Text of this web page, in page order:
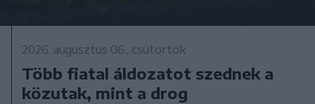
2026. augusztus 06., csütörtök
Több fiatal áldozatot szednek a
közutak, mint a drog